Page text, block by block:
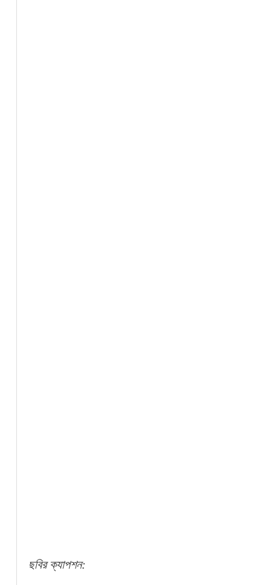
ছবির ক্যাপশন: